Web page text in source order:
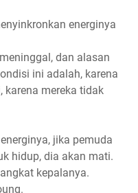
energinya
dan alasan
ini adalah, karena
karena mereka tidak
jika pemuda
hidup, dia akan mati.
kepalanya.